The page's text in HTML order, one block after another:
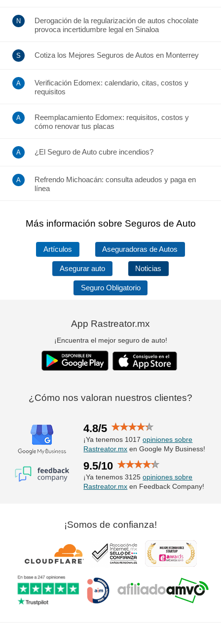
Derogación de la regularización de autos chocolate
provoca incertidumbre legal en Sinaloa
Cotiza los Mejores Seguros de Autos en Monterrey
Verificación Edomex: calendario, citas, costos y
requisitos
Reemplacamiento Edomex: requisitos, costos y
cómo renovar tus placas
¿El Seguro de Auto cubre incendios?
Refrendo Michoacán: consulta adeudos y paga en
línea
Más información sobre Seguros de Auto
Artículos Aseguradoras de Autos
Asegurar auto Noticias
Seguro Obligatorio
App Rastreator.mx
¡Encuentra el mejor seguro de auto!
¿Cómo nos valoran nuestros clientes?
4.8/5
¡Ya tenemos 1017opiniones sobre
Rastreator.mx en Google My Business!
9.5/10
¡Ya tenemos 3125opiniones sobre
Rastreator.mx en Feedback Company!
¡Somos de confianza!